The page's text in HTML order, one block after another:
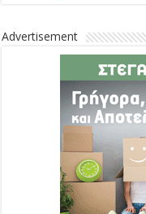
Advertisement